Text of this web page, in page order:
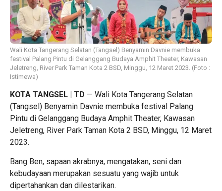
Wali Kota Tangerang Selatan (Tangsel) Benyamin Davnie membuka
festival Palang Pintu di Gelanggang Budaya Amphit Theater, Kawasan
Jeletreng, River Park Taman Kota 2 BSD, Minggu, 12 Maret 2023. (Foto :
Istimewa)
KOTA TANGSEL | TD — Wali Kota Tangerang Selatan
(Tangsel) Benyamin Davnie membuka festival Palang
Pintu di Gelanggang Budaya Amphit Theater, Kawasan
Jeletreng, River Park Taman Kota 2 BSD, Minggu, 12 Maret
2023.
Bang Ben, sapaan akrabnya, mengatakan, seni dan
kebudayaan merupakan sesuatu yang wajib untuk
dipertahankan dan dilestarikan.